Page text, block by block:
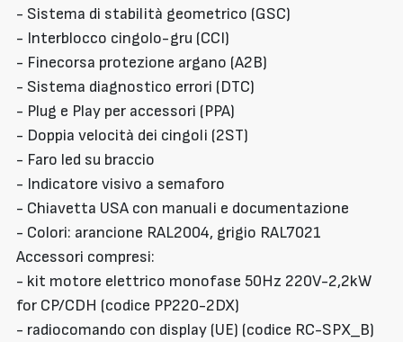
- Sistema di stabilità geometrico (GSC)
- Interblocco cingolo-gru (CCI)
- Finecorsa protezione argano (A2B)
- Sistema diagnostico errori (DTC)
- Plug e Play per accessori (PPA)
- Doppia velocità dei cingoli (2ST)
- Faro led su braccio
- Indicatore visivo a semaforo
- Chiavetta USA con manuali e documentazione
- Colori: arancione RAL2004, grigio RAL7021
Accessori compresi:
- kit motore elettrico monofase 50Hz 220V-2,2kW
for CP/CDH (codice PP220-2DX)
- radiocomando con display (UE) (codice RC-SPX_B)